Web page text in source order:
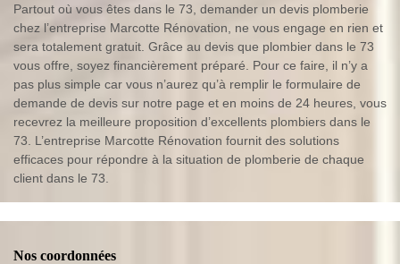
Partout où vous êtes dans le 73, demander un devis plomberie
chez l’entreprise Marcotte Rénovation, ne vous engage en rien et
sera totalement gratuit. Grâce au devis que plombier dans le 73
vous offre, soyez financièrement préparé. Pour ce faire, il n’y a
pas plus simple car vous n’aurez qu’à remplir le formulaire de
demande de devis sur notre page et en moins de 24 heures, vous
recevrez la meilleure proposition d’excellents plombiers dans le
73. L’entreprise Marcotte Rénovation fournit des solutions
efficaces pour répondre à la situation de plomberie de chaque
client dans le 73.
Nos coordonnées